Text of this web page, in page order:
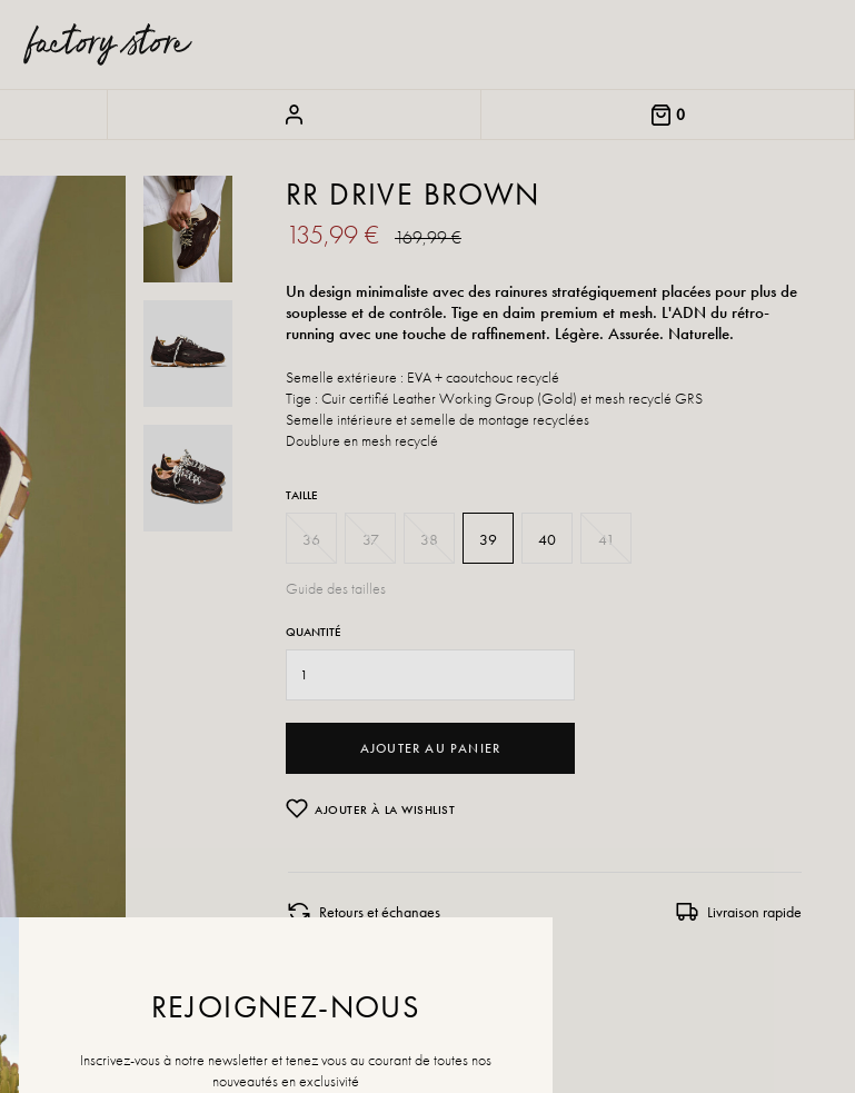
0
RR DRIVE BROWN
135,99 € 169,99 €
Un design minimaliste avec des rainures stratégiquement placées pour plus de
souplesse et de contrôle. Tige en daim premium et mesh. L'ADN du rétro-
running avec une touche de raffinement. Légère. Assurée. Naturelle.
Semelle extérieure : EVA + caoutchouc recyclé
Tige : Cuir certifié Leather Working Group (Gold) et mesh recyclé GRS
Semelle intérieure et semelle de montage recyclées
Doublure en mesh recyclé
TAILLE
36 37 38 39 40 41
Guide des tailles
QUANTITÉ
AJOUTER AU PANIER
AJOUTER À LA WISHLIST
Retours et échanges Livraison rapide
REJOIGNEZ-NOUS
Inscrivez-vous à notre newsletter et tenez vous au courant de toutes nos
nouveautés en exclusivité